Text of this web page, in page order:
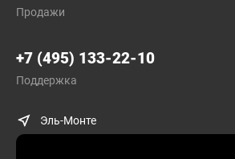
Продажи
+7 (495) 133-22-10
Поддержка
Эль-Монте